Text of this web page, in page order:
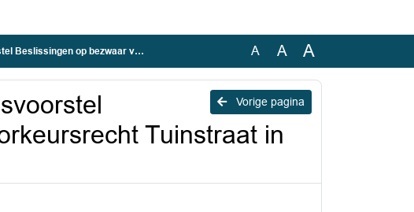
voorkeursrecht Tuinstraat in Hauwert A A A
Vorige pagina
Tuinstraat in